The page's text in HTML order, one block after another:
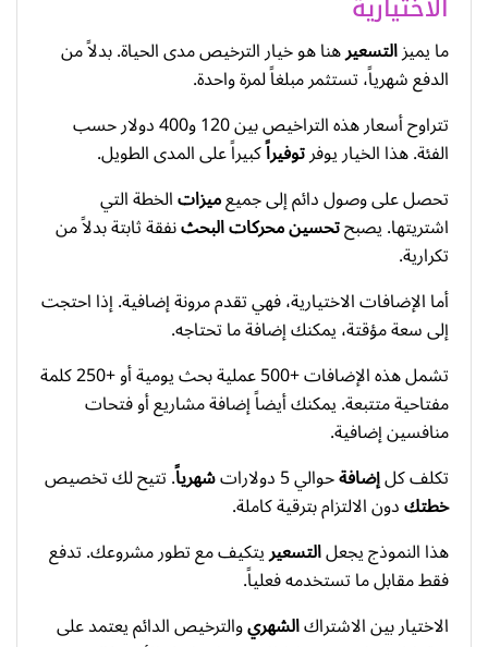
ما يميزالتسعيرهنا هو خيار الترخيص مدى الحياة. بدلاً من
الدفع شهرياً، تستثمر مبلغاً لمرة واحدة.
تتراوح أسعار هذه التراخيص بين 120 و400 دولار حسب
الفئة. هذا الخيار يوفرتوفيراًكبيراً على المدى الطويل.
تحصل على وصول دائم إلى جميعميزاتالخطة التي
اشتريتها. يصبحتحسين محركات البحثنفقة ثابتة بدلاً من
تكرارية.
أما الإضافات الاختيارية، فهي تقدم مرونة إضافية. إذا احتجت
إلى سعة مؤقتة، يمكنك إضافة ما تحتاجه.
تشمل هذه الإضافات +500 عملية بحث يومية أو +250 كلمة
مفتاحية متتبعة. يمكنك أيضاً إضافة مشاريع أو فتحات
منافسين إضافية.
تكلف كلإضافةحوالي 5 دولارات شهرياً. تتيح لك تخصيص
خطتكدون الالتزام بترقية كاملة.
هذا النموذج يجعلالتسعيريتكيف مع تطور مشروعك. تدفع
فقط مقابل ما تستخدمه فعلياً.
الاختيار بين الاشتراكالشهريوالترخيص الدائم يعتمد على